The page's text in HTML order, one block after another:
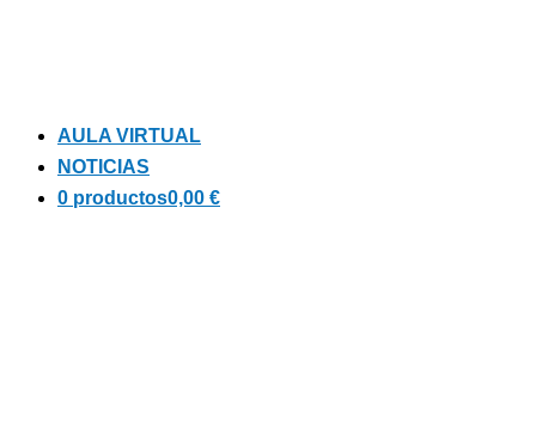
AULA VIRTUAL
NOTICIAS
0 productos0,00 €